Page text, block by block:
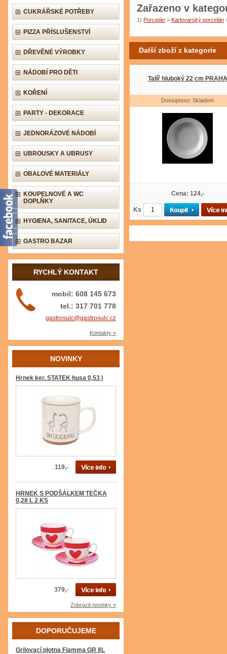
CUKRÁŘSKÉ POTŘEBY
PIZZA PŘÍSLUŠENSTVÍ
DŘEVĚNÉ VÝROBKY
NÁDOBÍ PRO DĚTI
KOŘENÍ
PARTY - DEKORACE
JEDNORÁZOVÉ NÁDOBÍ
UBROUSKY A UBRUSY
OBALOVÉ MATERIÁLY
KOUPELNOVÉ A WC
DOPLŇKY
HYGIENA, SANITACE, ÚKLID
GASTRO BAZAR
RYCHLÝ KONTAKT
mobil: 608 145 673
tel.: 317 701 778
gastrosulc@gastrosulc.cz
Kontakty »
NOVINKY
Hrnek ker. STATEK husa 0,53 l
119,-
HRNEK S PODŠÁLKEM TEČKA
0,28 L 2 KS
379,-
Zobrazit novinky »
DOPORUČUJEME
Grilovací plotna Fiamma GR 8L
Zařazeno v
1) Porcelán > Karlovarský porcelán
Další zboží z kategorie
Talíř hluboký 22 cm PRAHA
Dostupnost: Skladem
Cena: 124,-
Ks